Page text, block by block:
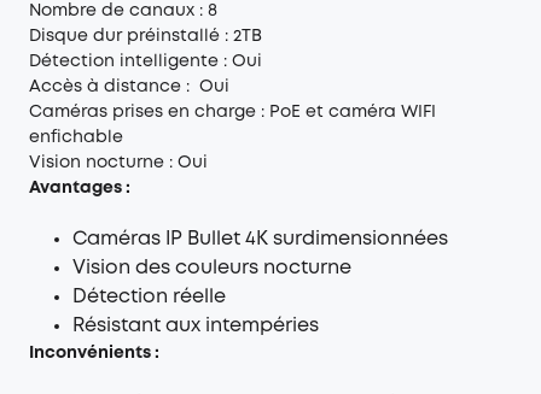
Nombre de canaux : 8
Disque dur préinstallé : 2TB
Détection intelligente : Oui
Accès à distance : Oui
Caméras prises en charge : PoE et caméra WIFI
enfichable
Vision nocturne : Oui
Avantages :
Caméras IP Bullet 4K surdimensionnées
Vision des couleurs nocturne
Détection réelle
Résistant aux intempéries
Inconvénients :